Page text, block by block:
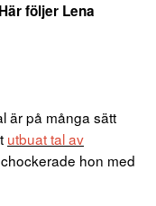
följer Lena
är på många sätt
utbuat tal av
hon med